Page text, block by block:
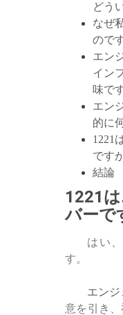
どう
なぜ
ので
エン
イン
味で
エン
的に
1221
です
結論
1221
バーで
はい
す。
エンジ
意を引き